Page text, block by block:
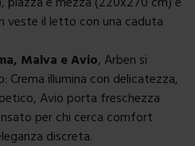
veste il letto con una caduta
Malva e Avio, Arben si
Crema illumina con delicatezza,
Avio porta freschezza
per chi cerca comfort
discreta.